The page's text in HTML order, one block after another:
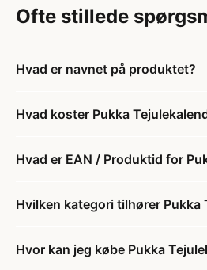
Ofte stillede
Hvad er navnet på produktet?
Hvad koster Pukka
Hvad er EAN / Produktid for
Hvilken kategori tilhører Pukka
Hvor kan jeg købe Pukka